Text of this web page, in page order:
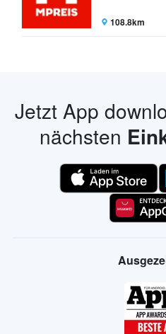
108.8km
Jetzt App
nächsten